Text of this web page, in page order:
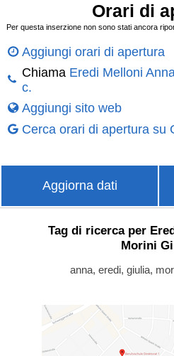
Orari di
Per questa inserzione non sono stati ancora
Aggiungi orari di apertura
Chiama Eredi Melloni
c.
Aggiungi sito web
Cerca orari di apertura su
Aggiorna dati
Tag di ricerca per
Morini
anna, eredi, giulia,